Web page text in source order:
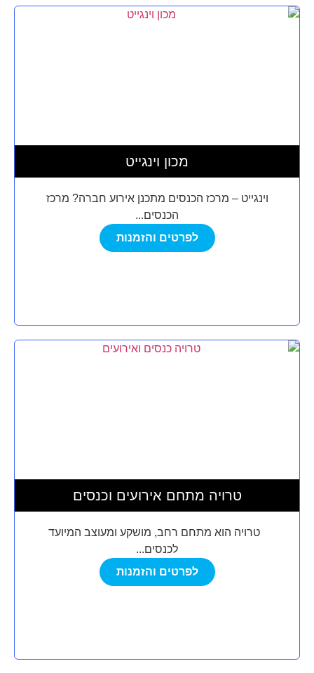
מכון וינגייט
וינגייט – מרכז הכנסים מתכנן אירוע חברה? מרכז
הכנסים...
לפרטים והזמנות
טרויה מתחם אירועים וכנסים
טרויה הוא מתחם רחב, מושקע ומעוצב המיועד
לכנסים...
לפרטים והזמנות